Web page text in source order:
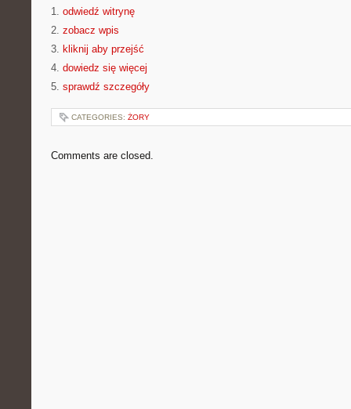
1. odwiedź witrynę
2. zobacz wpis
3. kliknij aby przejść
4. dowiedz się więcej
5. sprawdź szczegóły
CATEGORIES: ŻORY
Comments are closed.